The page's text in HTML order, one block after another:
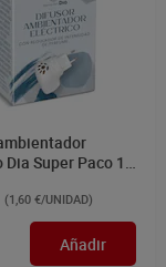
Super Paco 1
(1,60 €/UNIDAD)
Añadir